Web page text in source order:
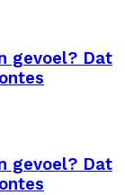
gevoel? Dat
gevoel? Dat